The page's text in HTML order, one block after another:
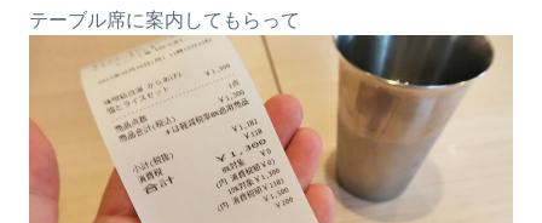
テーブル席に案内してもらって